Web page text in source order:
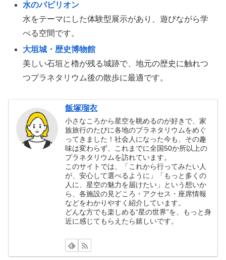
水のパビリオン
水をテーマにした体験型展示があり、遊びながら学
べる空間です。
大垣城・歴史博物館
美しい石垣と櫓が残る城跡で、地元の歴史に触れつ
つプラネタリウム後の散歩に最適です。
飯塚瑠衣
小さなころから星空を眺めるのが好きで、家
族旅行のたびに各地のプラネタリウムをめぐ
ってきました！社会人になった今も、その趣
味は変わらず、これまでに全国50か所以上の
プラネタリウムを訪れています。
このサイトでは、「これから行ってみたい人
が、安心して選べるように」「もっと多くの
人に、星空の魅力を届けたい」という想いか
ら、各施設の見どころ・アクセス・座席情報
などをわかりやすく紹介しています。
どんな方でも楽しめる“星の世界”を、もっと身
近に感じてもらえたら嬉しいです。